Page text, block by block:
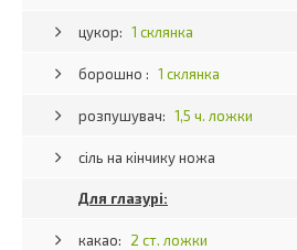
цукор: 1 склянка
борошно : 1 склянка
розпушувач: 1,5 ч. ложки
сіль на кінчику ножа
Для глазурі:
какао: 2 ст. ложки